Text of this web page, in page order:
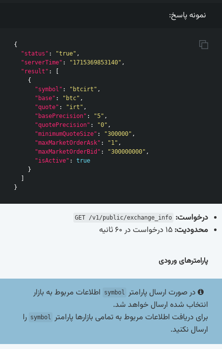
نمونه پاسخ:
{
"status" : "true" ,
"serverTime" : "1715369853140" ,
"result" :
{
"symbol" : "btcirt" ,
"base" : "btc" ,
"quote" : "irt" ,
"basePrecision" : "5" ,
"quotePrecision" : "0" ,
"minimumQuoteSize" : "300000" ,
"maxMarketOrderAsk" : "1" ,
"maxMarketOrderBid" : "300000000" ,
"isActive" :
true
}
}
درخواست: GET /v1/public/exchange_info
محدودیت:
پارامترهای ورودی
در صورت ارسال پارامتر symbol
اطلاعات مربوط به بازار
انتخاب شده ارسال خواهد شد.
برای دریافت اطلاعات مربوط به تمامی بازارها پارامتر
symbol را
ارسال نکنید.